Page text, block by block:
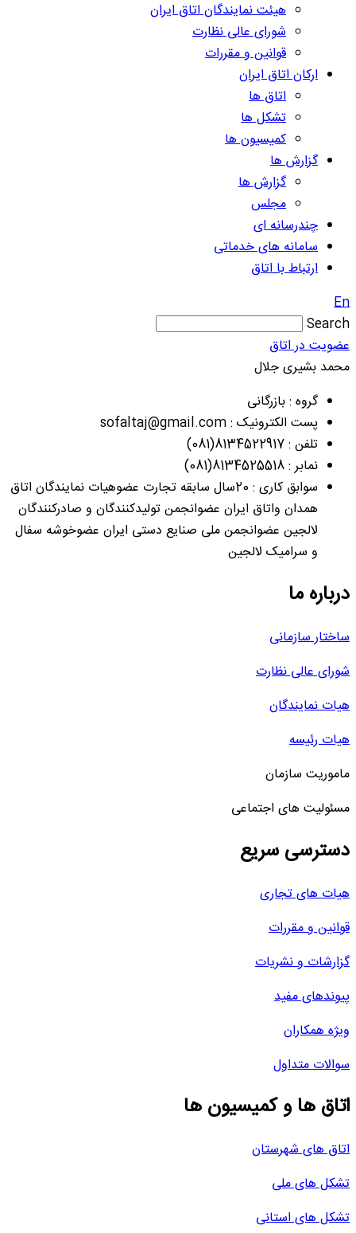
هیئت نمایندگان اتاق ایران
شورای عالی نظارت
قوانین و مقررات
ارکان اتاق ایران
اتاق ها
تشکل ها
کمیسیون ها
گزارش ها
گزارش ها
مجلس
چندرسانه ای
سامانه های خدماتی
ارتباط با اتاق
En
Search
عضویت در اتاق
محمد بشیری جلال
گروه : بازرگانی
پست الکترونیک : sofaltaj@gmail.com
تلفن : 8134522917(081)
نمابر : 8134525518(081)
سوابق کاری : 20سال سابقه تجارت عضوهیات نمایندگان اتاق
همدان واتاق ایران عضوانجمن تولیدکنندگان و صادرکنندگان
لالجین عضوانجمن ملی صنایع دستی ایران عضوخوشه سفال
و سرامیک لالجین
درباره ما
ساختار سازمانی
شورای عالی نظارت
هیات نمایندگان
هیات رئیسه
ماموریت سازمان
مسئولیت های اجتماعی
دسترسی سریع
هیات های تجاری
قوانین و مقررات
گزارشات و نشریات
پیوندهای مفید
ویژه همکاران
سوالات متداول
اتاق ها و کمیسیون ها
اتاق های شهرستان
تشکل های ملی
تشکل های استانی